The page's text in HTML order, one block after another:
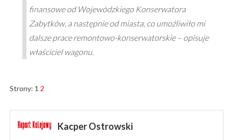
finansowe od Wojewódzkiego Konserwatora
Zabytków, a następnie od miasta, co umożliwiło mi
dalsze prace remontowo-konserwatorskie – opisuje
właściciel wagonu.
Strony: 1 2
Kacper Ostrowski